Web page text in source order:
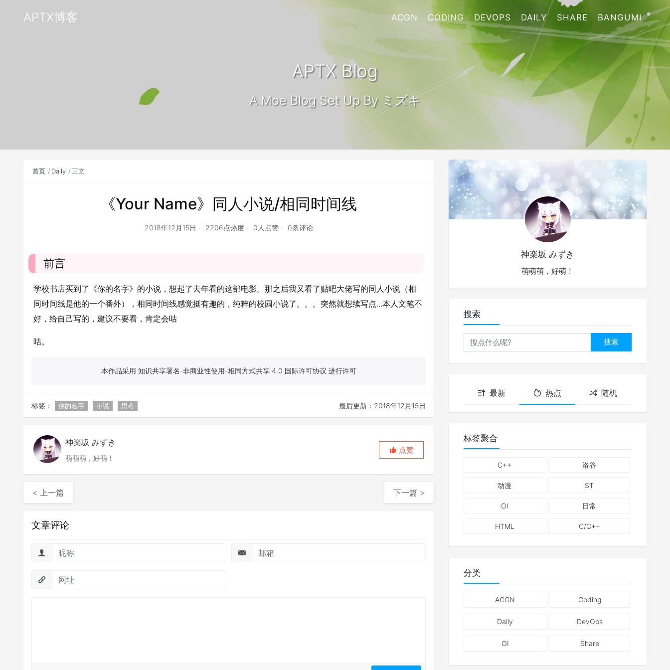
APTX博客 ACGN CODING DEVOPS DAILY SHARE BANGUMI
APTX Blog
A Moe Blog Set Up By ミズキ
首页 Daily 正文
《Your Name》同人小说/相同时间线
2018年12月15日 2206点热度 0人点赞 0条评论
前言
学校书店买到了《你的名字》的小说，想起了去年看的这部电影。那之后我又看了贴吧大佬写的同人小说（相
同时间线是他的一个番外），相同时间线感觉挺有趣的，纯粹的校园小说了。。。突然就想续写点...本人文笔不
好，给自己写的，建议不要看，肯定会咕
咕。
本作品采用 知识共享署名-非商业性使用-相同方式共享 4.0 国际许可协议 进行许可
标签： 你的名字 小说 思考 最后更新：2018年12月15日
神楽坂 みずき
萌萌萌，好萌！
点赞
< 上一篇 下一篇 >
文章评论
神楽坂 みずき
萌萌萌，好萌！
搜索
搜索
最新 热点 随机
标签聚合
C++ 洛谷
动漫 ST
OI 日常
HTML C/C++
分类
ACGN Coding
Daily DevOps
OI Share